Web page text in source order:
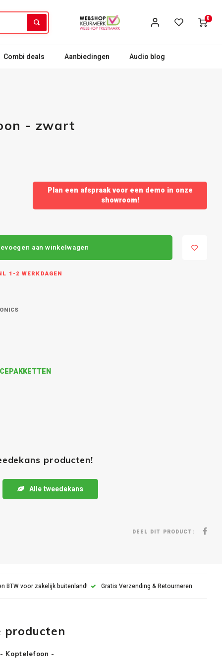
0
Combi deals Aanbiedingen Audio blog
- zwart
Plan een afspraak voor een demo in onze
showroom!
aan winkelwagen
1-2 WERKDAGEN
producten!
Alle tweedekans
DEEL DIT PRODUCT:
BTW voor zakelijk buitenland! Gratis Verzending & Retourneren
producten
Koptelefoon -